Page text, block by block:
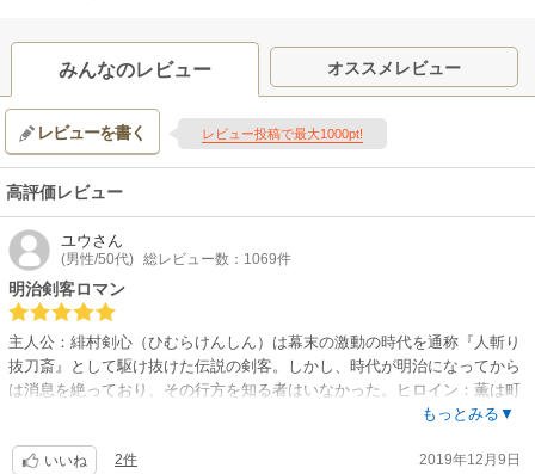
みんなのレビュー オススメレビュー
レビューを書く レビュー投稿で最大1000pt!
高評価レビュー
ユウ さん
(男性/50代) 総レビュー数：1069件
明治剣客ロマン
主人公：緋村剣心（ひむらけんしん）は幕末の激動の時代を通称『人斬り
抜刀斎』として駆け抜けた伝説の剣客。しかし、時代が明治になってから
は消息を絶っており、その行方を知る者はいなかった。ヒロイン：薫は町
の剣道道場の一人娘であり、ある日、ひょんなことから超童顔の緋色の髪
かばとう）』を持っていた…。このような感じで物語は始まります。週刊
もっとみる▼
いいね 2件 2019年12月9日